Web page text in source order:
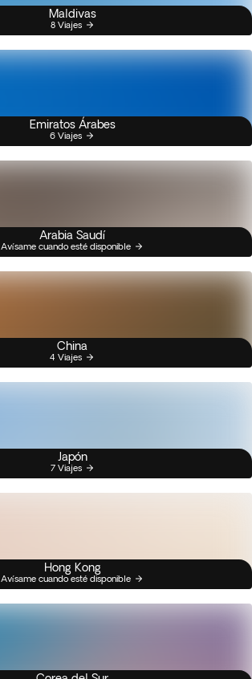
Maldivas
8 Viajes
Emiratos Árabes
6 Viajes
Arabia Saudí
Avísame cuando esté disponible
China
4 Viajes
Japón
7 Viajes
Hong Kong
Avísame cuando esté disponible